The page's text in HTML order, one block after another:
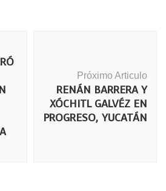
Próximo Articulo
RENÁN BARRERA Y
XÓCHITL GALVÉZ EN
PROGRESO, YUCATÁN